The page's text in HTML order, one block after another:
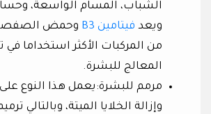
الشباب، المسام الواسعة،
ويعد فيتامين B3
وحمض
من المركبات الأكثر استخداما في
المعالج للبشرة.
مرمم للبشرة:يعمل هذا النوع على
وإزالة الخلايا الميتة، وبالتالي